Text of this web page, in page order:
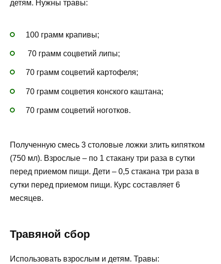
детям. Нужны травы:
100 грамм крапивы;
70 грамм соцветий липы;
70 грамм соцветий картофеля;
70 грамм соцветия конского каштана;
70 грамм соцветий ноготков.
Полученную смесь 3 столовые ложки злить кипятком
(750 мл). Взрослые – по 1 стакану три раза в сутки
перед приемом пищи. Дети – 0,5 стакана три раза в
сутки перед приемом пищи. Курс составляет 6
месяцев.
Травяной сбор
Использовать взрослым и детям. Травы: